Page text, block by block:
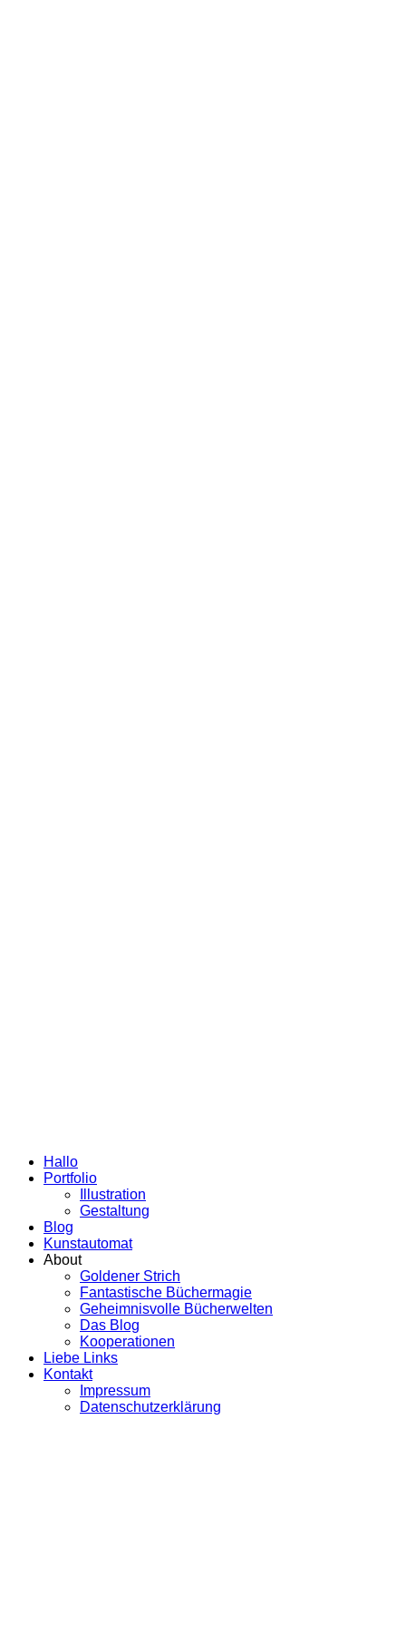
Hallo
Portfolio
Illustration
Gestaltung
Blog
Kunstautomat
About
Goldener Strich
Fantastische Büchermagie
Geheimnisvolle Bücherwelten
Das Blog
Kooperationen
Liebe Links
Kontakt
Impressum
Datenschutzerklärung